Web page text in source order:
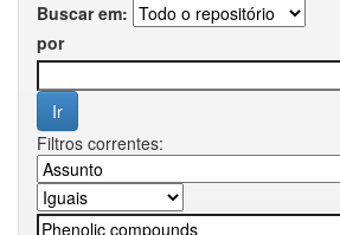
Buscar em:
por
Filtros correntes: